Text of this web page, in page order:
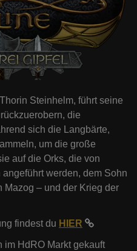
Steinhelm, führt seine
die
sich die Langbärte,
um die große
auf die Orks, die von
werden, dem Sohn
Mazog – und der Krieg der
findest du HIER
im HdRO Markt gekauft